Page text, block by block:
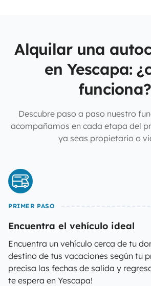
Alquilar una
en Yescapa:
funciona?
Descubre paso a paso nuestro
acompañamos en cada etapa del
ya seas propietario o
PRIMER PASO
Encuentra el vehículo ideal
Encuentra un vehículo cerca de tu
destino de tus vacaciones según tu
precisa las fechas de salida y
te espera en Yescapa!